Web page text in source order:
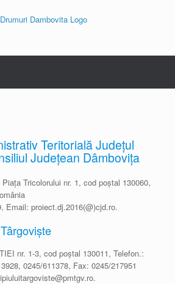
Teritorială Județul
Județean Dâmbovița
Tricolorului nr. 1, cod poștal 130060,
Email: proiect.dj.2016(@)cjd.ro.
nr. 1-3, cod poștal 130011, Telefon.:
0245/611378, Fax: 0245/217951